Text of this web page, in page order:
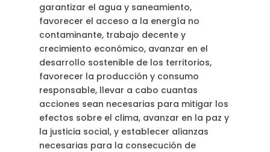
garantizar el agua y saneamiento,
favorecer el acceso a la energía no
contaminante, trabajo decente y
crecimiento económico, avanzar en el
desarrollo sostenible de los territorios,
favorecer la producción y consumo
responsable, llevar a cabo cuantas
acciones sean necesarias para mitigar los
efectos sobre el clima, avanzar en la paz y
la justicia social, y establecer alianzas
necesarias para la consecución de